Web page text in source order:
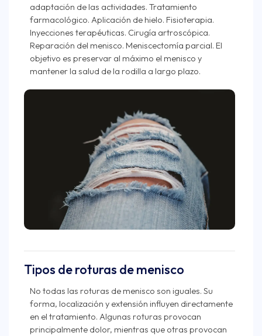
adaptación de las actividades. Tratamiento
farmacológico. Aplicación de hielo. Fisioterapia.
Inyecciones terapéuticas. Cirugía artroscópica.
Reparación del menisco. Meniscectomía parcial. El
objetivo es preservar al máximo el menisco y
mantener la salud de la rodilla a largo plazo.
Tipos de roturas de menisco
No todas las roturas de menisco son iguales. Su
forma, localización y extensión influyen directamente
en el tratamiento. Algunas roturas provocan
principalmente dolor, mientras que otras provocan